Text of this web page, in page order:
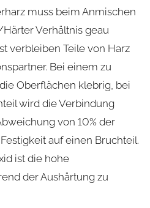
muss beim Anmischen
Verhältnis geau
verbleiben Teile von Harz
Bei einem zu
Oberflächen klebrig, bei
wird die Verbindung
von 10% der
auf einen Bruchteil.
ist die hohe
der Aushärtung zu